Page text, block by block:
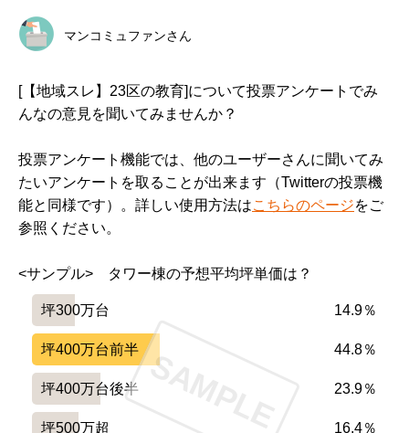
マンコミュファンさん
[【地域スレ】23区の教育]について投票アンケートでみ
んなの意見を聞いてみませんか？
投票アンケート機能では、他のユーザーさんに聞いてみ
たいアンケートを取ることが出来ます（Twitterの投票機
能と同様です）。詳しい使用方法はこちらのページをご
参照ください。
<サンプル>　タワー棟の予想平均坪単価は？
坪300万台 14.9％
坪400万台前半 44.8％
坪400万台後半 23.9％
坪500万超 16.4％
SAMPLE